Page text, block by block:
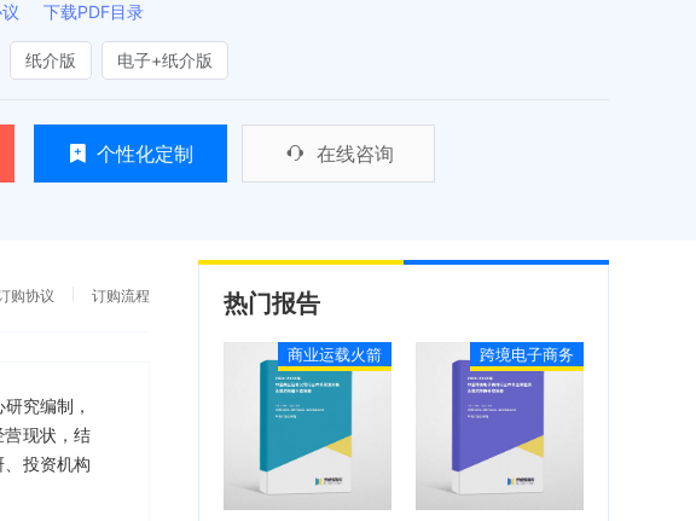
下载PDF目录
纸介版 电子+纸介版
个性化定制 在线咨询
购协议 订购流程
究编制，
营现状，结
投资机构
热门报告
商业运载火箭 跨境电子商务